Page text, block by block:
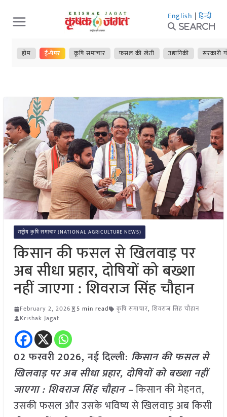
Skip
to
content
English | हिन्दी
Search
होम ई-पेपर कृषि समाचार फसल की खेती उद्यानिकी सरकारी
राष्ट्रीय कृषि समाचार (NATIONAL AGRICULTURE NEWS)
किसान की फसल से खिलवाड़ पर
अब सीधा प्रहार, दोषियों को बख्शा
नहीं जाएगा : शिवराज सिंह चौहान
February 2, 2026 5 min read कृषि समाचार, शिवराज सिंह चौहान
Krishak Jagat
02 फरवरी 2026, नई दिल्ली: किसान की फसल से
खिलवाड़ पर अब सीधा प्रहार, दोषियों को बख्शा नहीं
जाएगा : शिवराज सिंह चौहान –किसान की मेहनत,
उसकी फसल और उसके भविष्य से खिलवाड़ अब किसी